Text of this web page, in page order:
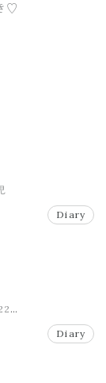
♡
Diary
Diary